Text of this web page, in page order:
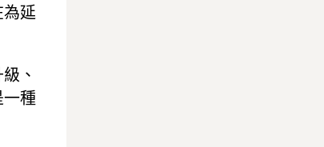
為延
、
種